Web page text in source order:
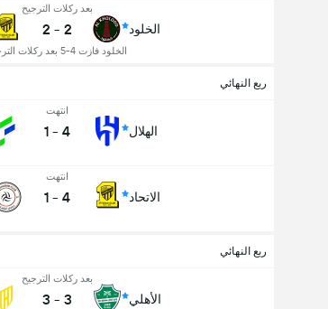
الخلود
بعد ركلات الترجيح
2
-
2
الخلود فازت 4-5 بعد ركلات الترجيح
ربع النهائي
الهلال
انتهت
4
-
1
الاتحاد
انتهت
4
-
1
ربع النهائي
الأهلي
بعد ركلات الترجيح
3
-
3 عدد الاهداف (2.5)